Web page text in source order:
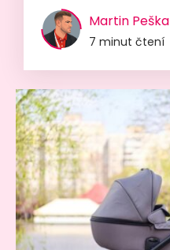
Martin Peška
7 minut čtení